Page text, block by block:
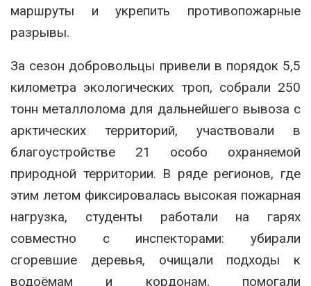
маршруты и укрепить противопожарные
разрывы.
За сезон добровольцы привели в порядок 5,5
километра экологических троп, собрали 250
тонн металлолома для дальнейшего вывоза с
арктических территорий, участвовали в
благоустройстве 21 особо охраняемой
природной территории. В ряде регионов, где
этим летом фиксировалась высокая пожарная
нагрузка, студенты работали на гарях
совместно с инспекторами: убирали
сгоревшие деревья, очищали подходы к
водоёмам и кордонам, помогали